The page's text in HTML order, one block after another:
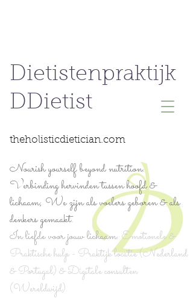
Dietistenpraktijk
DDietist
theholisticdietician.com
Nourish yourself beyond nutrition.
Verbinding hervinden tussen hoofd &
lichaam; We zijn als voelers geboren & als
denkers gemaakt.
In liefde voor jouw lichaam.Emotionele &
Praktische hulp - Praktijk locatie (Nederland
& Portugal) & Digitale consulten
(Wereldwijd).